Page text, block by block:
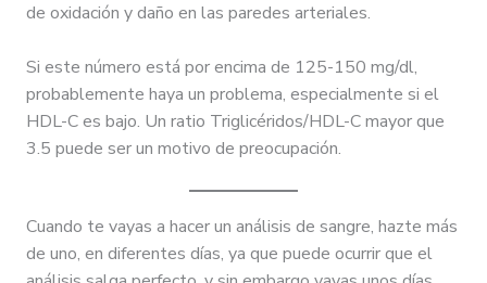
de oxidación y daño en las paredes arteriales.
Si este número está por encima de 125-150 mg/dl,
probablemente haya un problema, especialmente si el
HDL-C es bajo. Un ratio Triglicéridos/HDL-C mayor que
3.5 puede ser un motivo de preocupación.
​Cuando te vayas a hacer un análisis de sangre, hazte más
de uno, en diferentes días, ya que puede ocurrir que el